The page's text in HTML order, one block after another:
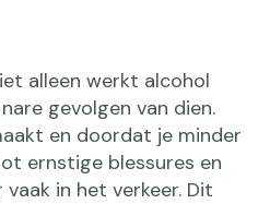
alleen werkt alcohol
gevolgen van dien.
en doordat je minder
ernstige blessures en
in het verkeer. Dit